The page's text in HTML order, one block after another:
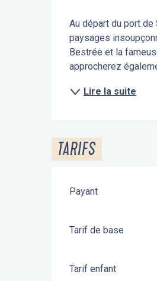
Description
Au départ du port
paysages
Bestrée et la
approcherez
Lire la suite
TARIFS
Payant
Tarif de base
Tarif enfant